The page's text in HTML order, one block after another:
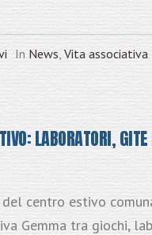
In News,Vita associativa
LABORATORI,
centro estivo
Gemma tra giochi,